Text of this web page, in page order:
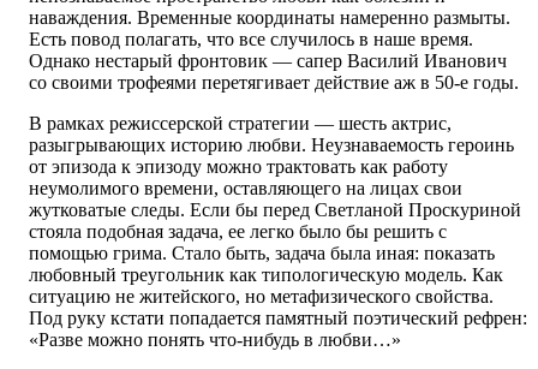
наваждения. Временные координаты намеренно размыты.
Есть повод полагать, что все случилось в наше время.
Однако нестарый фронтовик — сапер Василий Иванович
со своими трофеями перетягивает действие аж в 50-е годы.
В рамках режиссерской стратегии — шесть актрис,
разыгрывающих историю любви. Неузнаваемость героинь
от эпизода к эпизоду можно трактовать как работу
неумолимого времени, оставляющего на лицах свои
жутковатые следы. Если бы перед Светланой Проскуриной
стояла подобная задача, ее легко было бы решить с
помощью грима. Стало быть, задача была иная: показать
любовный треугольник как типологическую модель. Как
ситуацию не житейского, но метафизического свойства.
Под руку кстати попадается памятный поэтический рефрен:
«Разве можно понять что-нибудь в любви…»